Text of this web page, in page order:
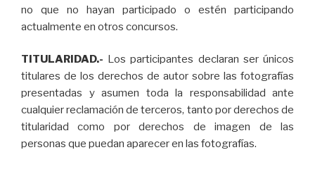
no que no hayan participado o estén participando
actualmente en otros concursos.
TITULARIDAD.- Los participantes declaran ser únicos
titulares de los derechos de autor sobre las fotografías
presentadas y asumen toda la responsabilidad ante
cualquier reclamación de terceros, tanto por derechos de
titularidad como por derechos de imagen de las
personas que puedan aparecer en las fotografías.